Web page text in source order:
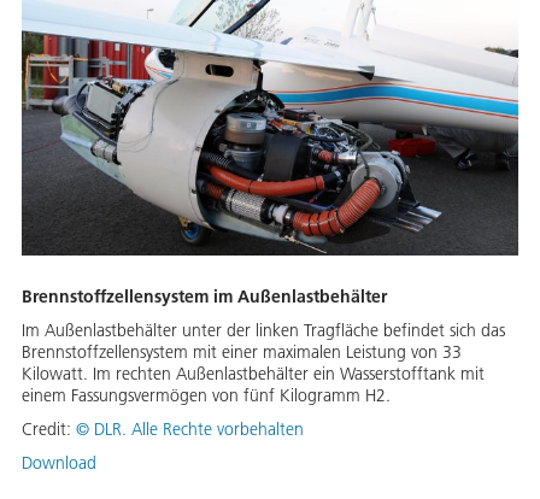
Brennstoffzellensystem im Außenlastbehälter
Im Außenlastbehälter unter der linken Tragfläche befindet sich das
Brennstoffzellensystem mit einer maximalen Leistung von 33
Kilowatt. Im rechten Außenlastbehälter ein Wasserstofftank mit
einem Fassungsvermögen von fünf Kilogramm H2.
Credit: © DLR. Alle Rechte vorbehalten
Download